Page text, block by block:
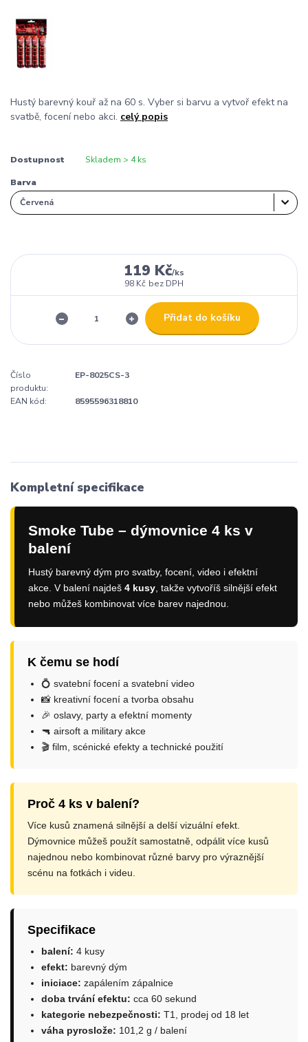
Hustý barevný kouř až na 60 s. Vyber si barvu a vytvoř efekt na
svatbě, focení nebo akci. celý popis
Dostupnost Skladem > 4 ks
Barva
119 Kč/ks
98 Kč bez DPH
Přidat do košíku
Číslo
produktu:
EP-8025CS-3
EAN kód: 8595596318810
Kompletní specifikace
Smoke Tube – dýmovnice 4 ks v
balení
Hustý barevný dým pro svatby, focení, video i efektní
akce. V balení najdeš 4 kusy, takže vytvoříš silnější efekt
nebo můžeš kombinovat více barev najednou.
K čemu se hodí
💍 svatební focení a svatební video
📸 kreativní focení a tvorba obsahu
🎉 oslavy, party a efektní momenty
🔫 airsoft a military akce
🎬 film, scénické efekty a technické použití
Proč 4 ks v balení?
Více kusů znamená silnější a delší vizuální efekt.
Dýmovnice můžeš použít samostatně, odpálit více kusů
najednou nebo kombinovat různé barvy pro výraznější
scénu na fotkách i videu.
Specifikace
balení: 4 kusy
efekt: barevný dým
iniciace: zapálením zápalnice
doba trvání efektu: cca 60 sekund
kategorie nebezpečnosti: T1, prodej od 18 let
váha pyroslože: 101,2 g / balení